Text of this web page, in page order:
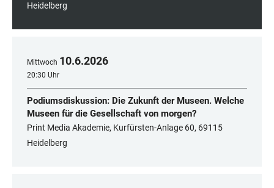
Heidelberg
Mittwoch 10.6.2026
20:30 Uhr
Podiumsdiskussion: Die Zukunft der Museen. Welche
Museen für die Gesellschaft von morgen?
Print Media Akademie, Kurfürsten-Anlage 60, 69115
Heidelberg